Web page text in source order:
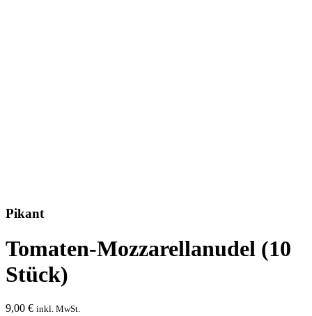
Pikant
Tomaten-Mozzarellanudel (10
Stück)
9,00 € inkl. MwSt.